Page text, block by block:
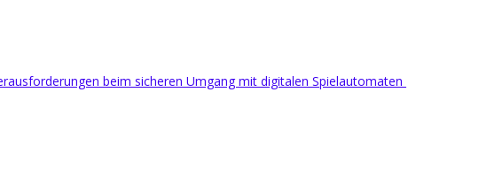
beim sicheren Umgang mit digitalen Spielautomaten